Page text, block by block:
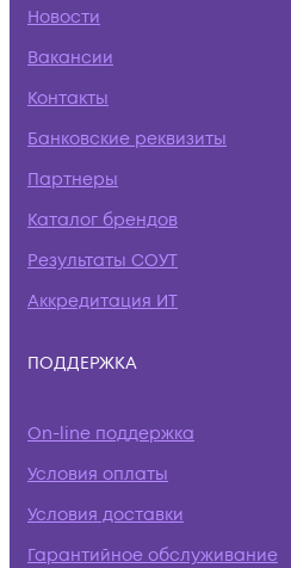
Новости
Вакансии
Контакты
Банковские реквизиты
Партнеры
Каталог брендов
Результаты СОУТ
Аккредитация ИТ
ПОДДЕРЖКА
On-line поддержка
Условия оплаты
Условия доставки
Гарантийное обслуживание